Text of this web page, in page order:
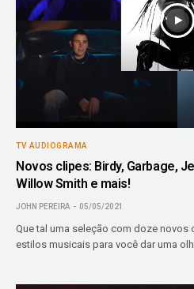
TV AUDIOGRAMA
Novos clipes: Birdy, Garbage,
Willow Smith e mais!
JOHN PEREIRA 05/05/2021
Que tal uma seleção com doze
estilos musicais para você dar uma